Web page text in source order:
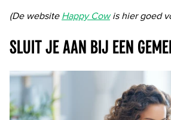
(De website Happy Cowis hier goed
Sluit je aan bij een